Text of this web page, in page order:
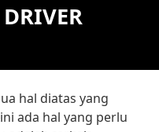
hal diatas yang
ada hal yang perlu